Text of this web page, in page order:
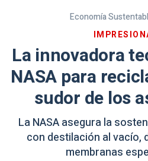
Economía
La innovadora
NASA para
sudor de los
La NASA asegura la
con destilación al vacío,
membranas